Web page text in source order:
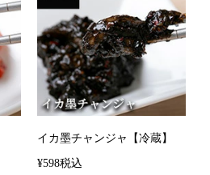
イカ墨チャンジャ【冷蔵】
¥598税込